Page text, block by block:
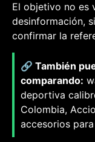
El objetivo no es
desinformación,
confirmar la
🔗 También
comparando:
deportiva
Colombia,
accesorios